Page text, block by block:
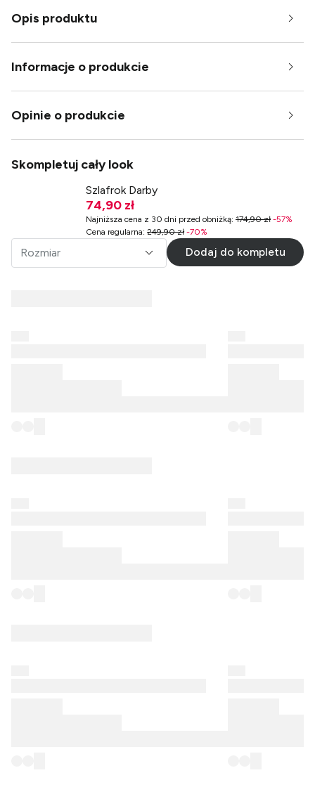
Opis produktu
Informacje o produkcie
Opinie o produkcie
Skompletuj cały look
Szlafrok Darby
74,90 zł
Najniższa cena z 30 dni przed obniżką: 174,90 zł -57%
Cena regularna: 249,90 zł -70%
Rozmiar Dodaj do kompletu